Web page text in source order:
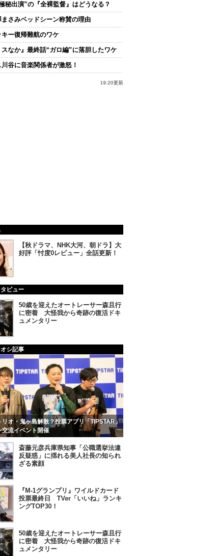
秘出演”の『全裸監督』はどうなる？
まさみベッドシーン称賛の理由
キー復帰難航のワケ
スなか』最終話“ガロ編”に落胆したワケ
谷に音楽関係者が激怒！
19:20更新
【秋ドラマ、NHK大河、朝ドラ】大
好評「忖度0レビュー」全話更新！
ビュー
50歳を迎えたオートレーサー森且行
に密着 大怪我から奇跡の復活ドキ
ュメンタリー
シ記事
リオ・鬼ヶ島解散？投票アプリ「TIPSTAR」
交流イベント開催
斎藤元彦兵庫県知事「公職選挙法違
反疑惑」に揺れる美人社長の知られ
ざる素顔
『M-1グランプリ』ワイルドカード
投票最終日 TVer「いいね」ランキ
ングTOP30！
50歳を迎えたオートレーサー森且行
に密着 大怪我から奇跡の復活ドキ
ュメンタリー